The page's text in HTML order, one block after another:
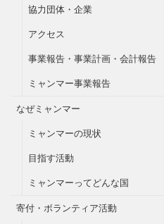
協力団体・企業
アクセス
事業報告・事業計画・会計報告
ミャンマー事業報告
なぜミャンマー
ミャンマーの現状
目指す活動
ミャンマーってどんな国
寄付・ボランティア活動